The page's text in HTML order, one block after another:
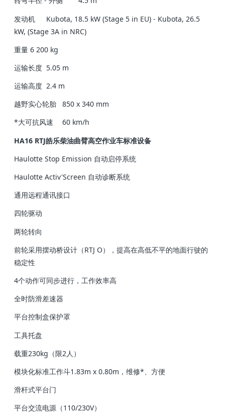
发动机
Kubota, 18.5 kW (Stage 5 in EU) - Kubota, 26.5
kW, (Stage 3A in NRC)
重量 6 200 kg
运输长度 5.05 m
运输高度 2.4 m
越野实心轮胎
850 x 340 mm
*大可抗风速
60 km/h
HA16 RTJ皓乐柴油曲臂高空作业车标准设备
Haulotte Stop Emission 自动启停系统
Haulotte Activ'Screen 自动诊断系统
通用远程通讯接口
四轮驱动
两轮转向
前轮采用摆动桥设计（RTJ O），提高在高低不平的地面行驶的
稳定性
4个动作可同步进行，工作效率高
全时防滑差速器
平台控制盒保护罩
工具托盘
载重230kg（限2人）
模块化标准工作斗1.83m x 0.80m，维修*、方便
滑杆式平台门
平台交流电源（110/230V）